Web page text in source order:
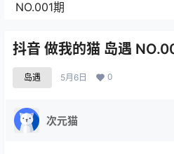
NO.001期
抖音 做我的猫 岛遇
岛遇 5月6日 0
次元猫